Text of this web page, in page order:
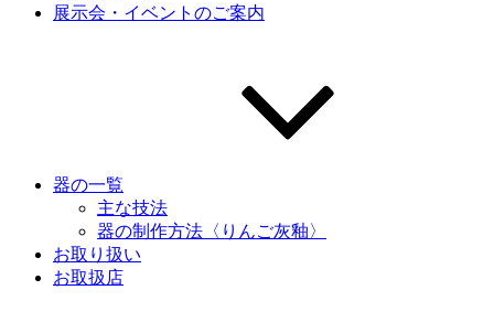
展示会・イベントのご案内
器の一覧
主な技法
器の制作方法〈りんご灰釉〉
お取り扱い
お取扱店